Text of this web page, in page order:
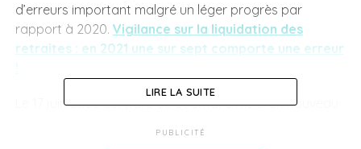
d’erreurs important malgré un léger progrès par
rapport à 2020. Vigilance sur la liquidation des
retraites : en 2021 une sur sept comporte une erreur
Le 17 juin 2022 est paru au Journal Officiel un nouveau
LIRE LA SUITE
PUBLICITÉ